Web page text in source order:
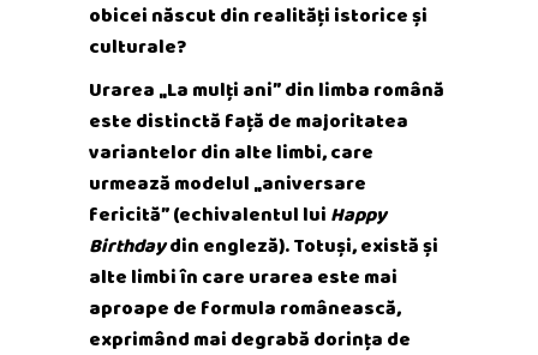
obicei născut din realități istorice și
culturale?
Urarea „La mulți ani” din limba română
este distinctă față de majoritatea
variantelor din alte limbi, care
urmează modelul „aniversare
fericită” (echivalentul lui Happy
Birthdaydin engleză). Totuși, există și
alte limbi în care urarea este mai
aproape de formula românească,
exprimând mai degrabă dorința de